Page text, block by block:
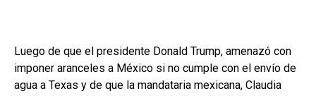
Luego de que el presidente Donald Trump, amenazó con
imponer aranceles a México si no cumple con el envío de
agua a Texas y de que la mandataria mexicana, Claudia